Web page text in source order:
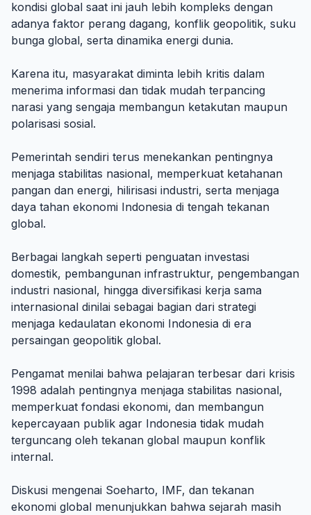
kondisi global saat ini jauh lebih kompleks dengan
adanya faktor perang dagang, konflik geopolitik, suku
bunga global, serta dinamika energi dunia.
Karena itu, masyarakat diminta lebih kritis dalam
menerima informasi dan tidak mudah terpancing
narasi yang sengaja membangun ketakutan maupun
polarisasi sosial.
Pemerintah sendiri terus menekankan pentingnya
menjaga stabilitas nasional, memperkuat ketahanan
pangan dan energi, hilirisasi industri, serta menjaga
daya tahan ekonomi Indonesia di tengah tekanan
global.
Berbagai langkah seperti penguatan investasi
domestik, pembangunan infrastruktur, pengembangan
industri nasional, hingga diversifikasi kerja sama
internasional dinilai sebagai bagian dari strategi
menjaga kedaulatan ekonomi Indonesia di era
persaingan geopolitik global.
Pengamat menilai bahwa pelajaran terbesar dari krisis
1998 adalah pentingnya menjaga stabilitas nasional,
memperkuat fondasi ekonomi, dan membangun
kepercayaan publik agar Indonesia tidak mudah
terguncang oleh tekanan global maupun konflik
internal.
Diskusi mengenai Soeharto, IMF, dan tekanan
ekonomi global menunjukkan bahwa sejarah masih